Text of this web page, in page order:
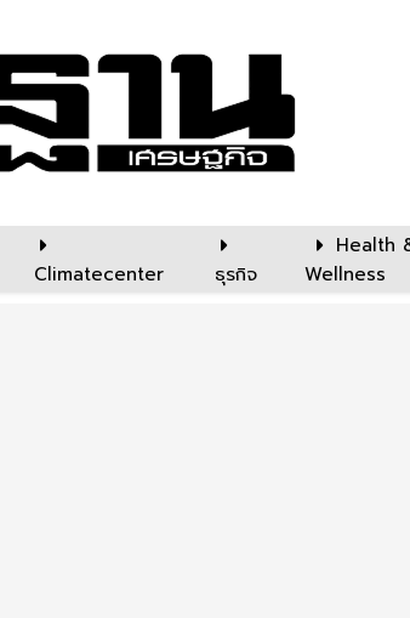
Climatecenter ธุรกิจ
Health
Wellness